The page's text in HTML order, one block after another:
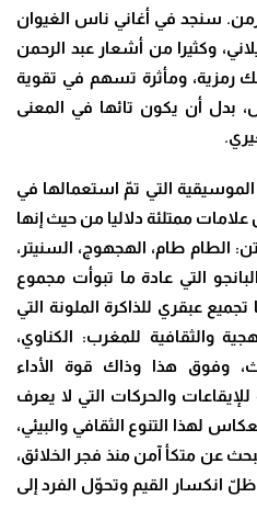
سنجد في أغاني ناس الغيوان
وكثيرا من أشعار عبد الرحمن
رمزية، ومأثرة تسهم في تقوية
بدل أن يكون تائها في المعنى
.
التي تمّ استعمالها في
علامات ممتلئة دلاليا من حيث إنها
الطام طام، الهجهوج، السنيتر،
التي عادة ما تبوأت مجموع
تجميع عبقري للذاكرة الملونة التي
والثقافية للمغرب: الكناوي،
وفوق هذا وذاك قوة الأداء
والحركات التي لا يعرف
لهذا التنوع الثقافي والبيئي،
عن متكأ آمن منذ فجر الخلائق،
انكسار القيم وتحوّل الفرد إلى